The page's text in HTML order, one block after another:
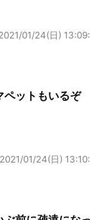
01/24(日)
ペットもいるぞ
2021/01/24(日)